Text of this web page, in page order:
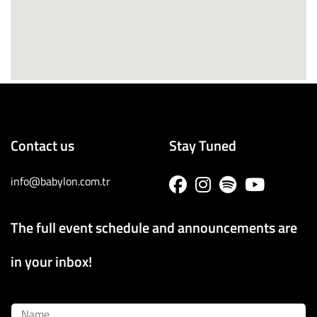
Contact us
info@babylon.com.tr
Stay Tuned
The full event schedule and announcements are
in your inbox!
Name